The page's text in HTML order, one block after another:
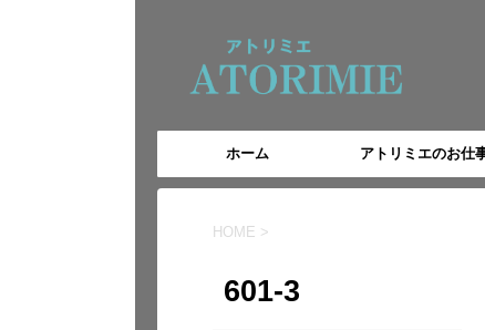
ホーム アトリミエのお仕
HOME >
601-3